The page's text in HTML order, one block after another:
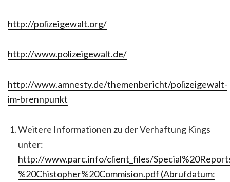
http://polizeigewalt.org/
http://www.polizeigewalt.de/
http://www.amnesty.de/themenbericht/polizeigewalt-
im-brennpunkt
Weitere Informationen zu der Verhaftung Kings
unter:
http://www.parc.info/client_files/
%20Chistopher%20Commision.pdf (Abrufdatum: